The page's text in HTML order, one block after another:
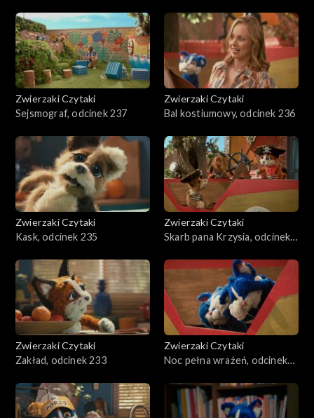
Zwierzaki Czytaki
Sejsmograf, odcinek 237
Zwierzaki Czytaki
Bal kostiumowy, odcinek 236
Zwierzaki Czytaki
Kask, odcinek 235
Zwierzaki Czytaki
Skarb pana Krzysia, odcinek
Zwierzaki Czytaki
Zakład, odcinek 233
Zwierzaki Czytaki
Noc pełna wrażeń, odcinek